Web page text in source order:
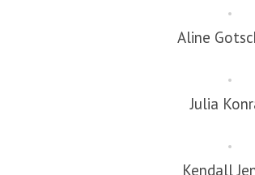
Aline
Julia
Kendall